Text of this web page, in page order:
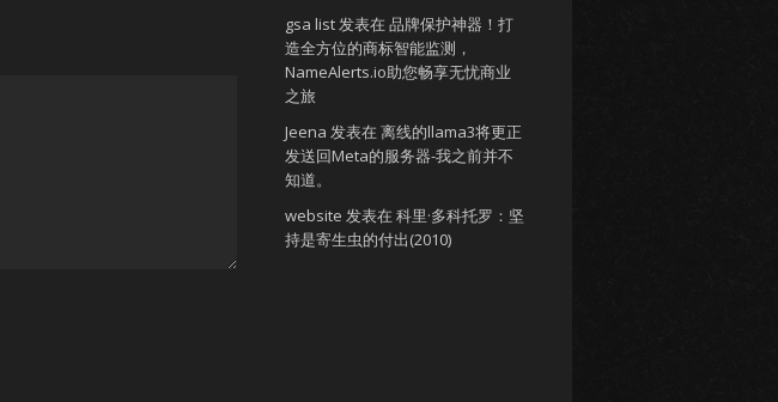
gsa list发表在 品牌保护神器！打
造全方位的商标智能监测，
NameAlerts.io助您畅享无忧商业
之旅
Jeena 发表在 离线的llama3将更正
发送回Meta的服务器-我之前并不
知道。
website 发表在 科里·多科托罗：坚
持是寄生虫的付出(2010)